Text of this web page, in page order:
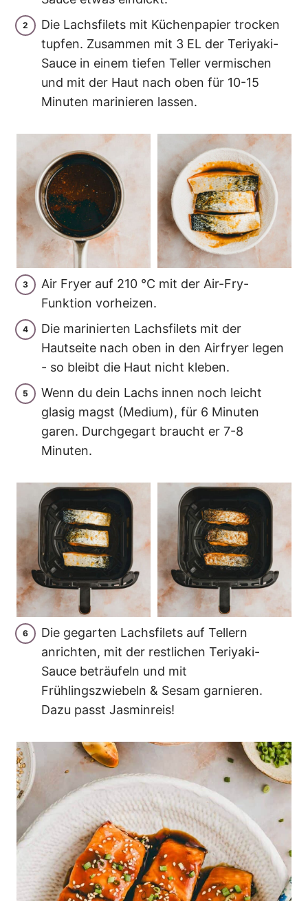
Die Lachsfilets mit Küchenpapier trocken
tupfen. Zusammen mit 3 EL der Teriyaki-
Sauce in einem tiefen Teller vermischen
und mit der Haut nach oben für 10-15
Minuten marinieren lassen.
Air Fryer auf 210 °C mit der Air-Fry-
Funktion vorheizen.
Die marinierten Lachsfilets mit der
Hautseite nach oben in den Airfryer legen
- so bleibt die Haut nicht kleben.
Wenn du dein Lachs innen noch leicht
glasig magst (Medium), für 6 Minuten
garen. Durchgegart braucht er 7-8
Minuten.
Die gegarten Lachsfilets auf Tellern
anrichten, mit der restlichen Teriyaki-
Sauce beträufeln und mit
Frühlingszwiebeln & Sesam garnieren.
Dazu passt Jasminreis!